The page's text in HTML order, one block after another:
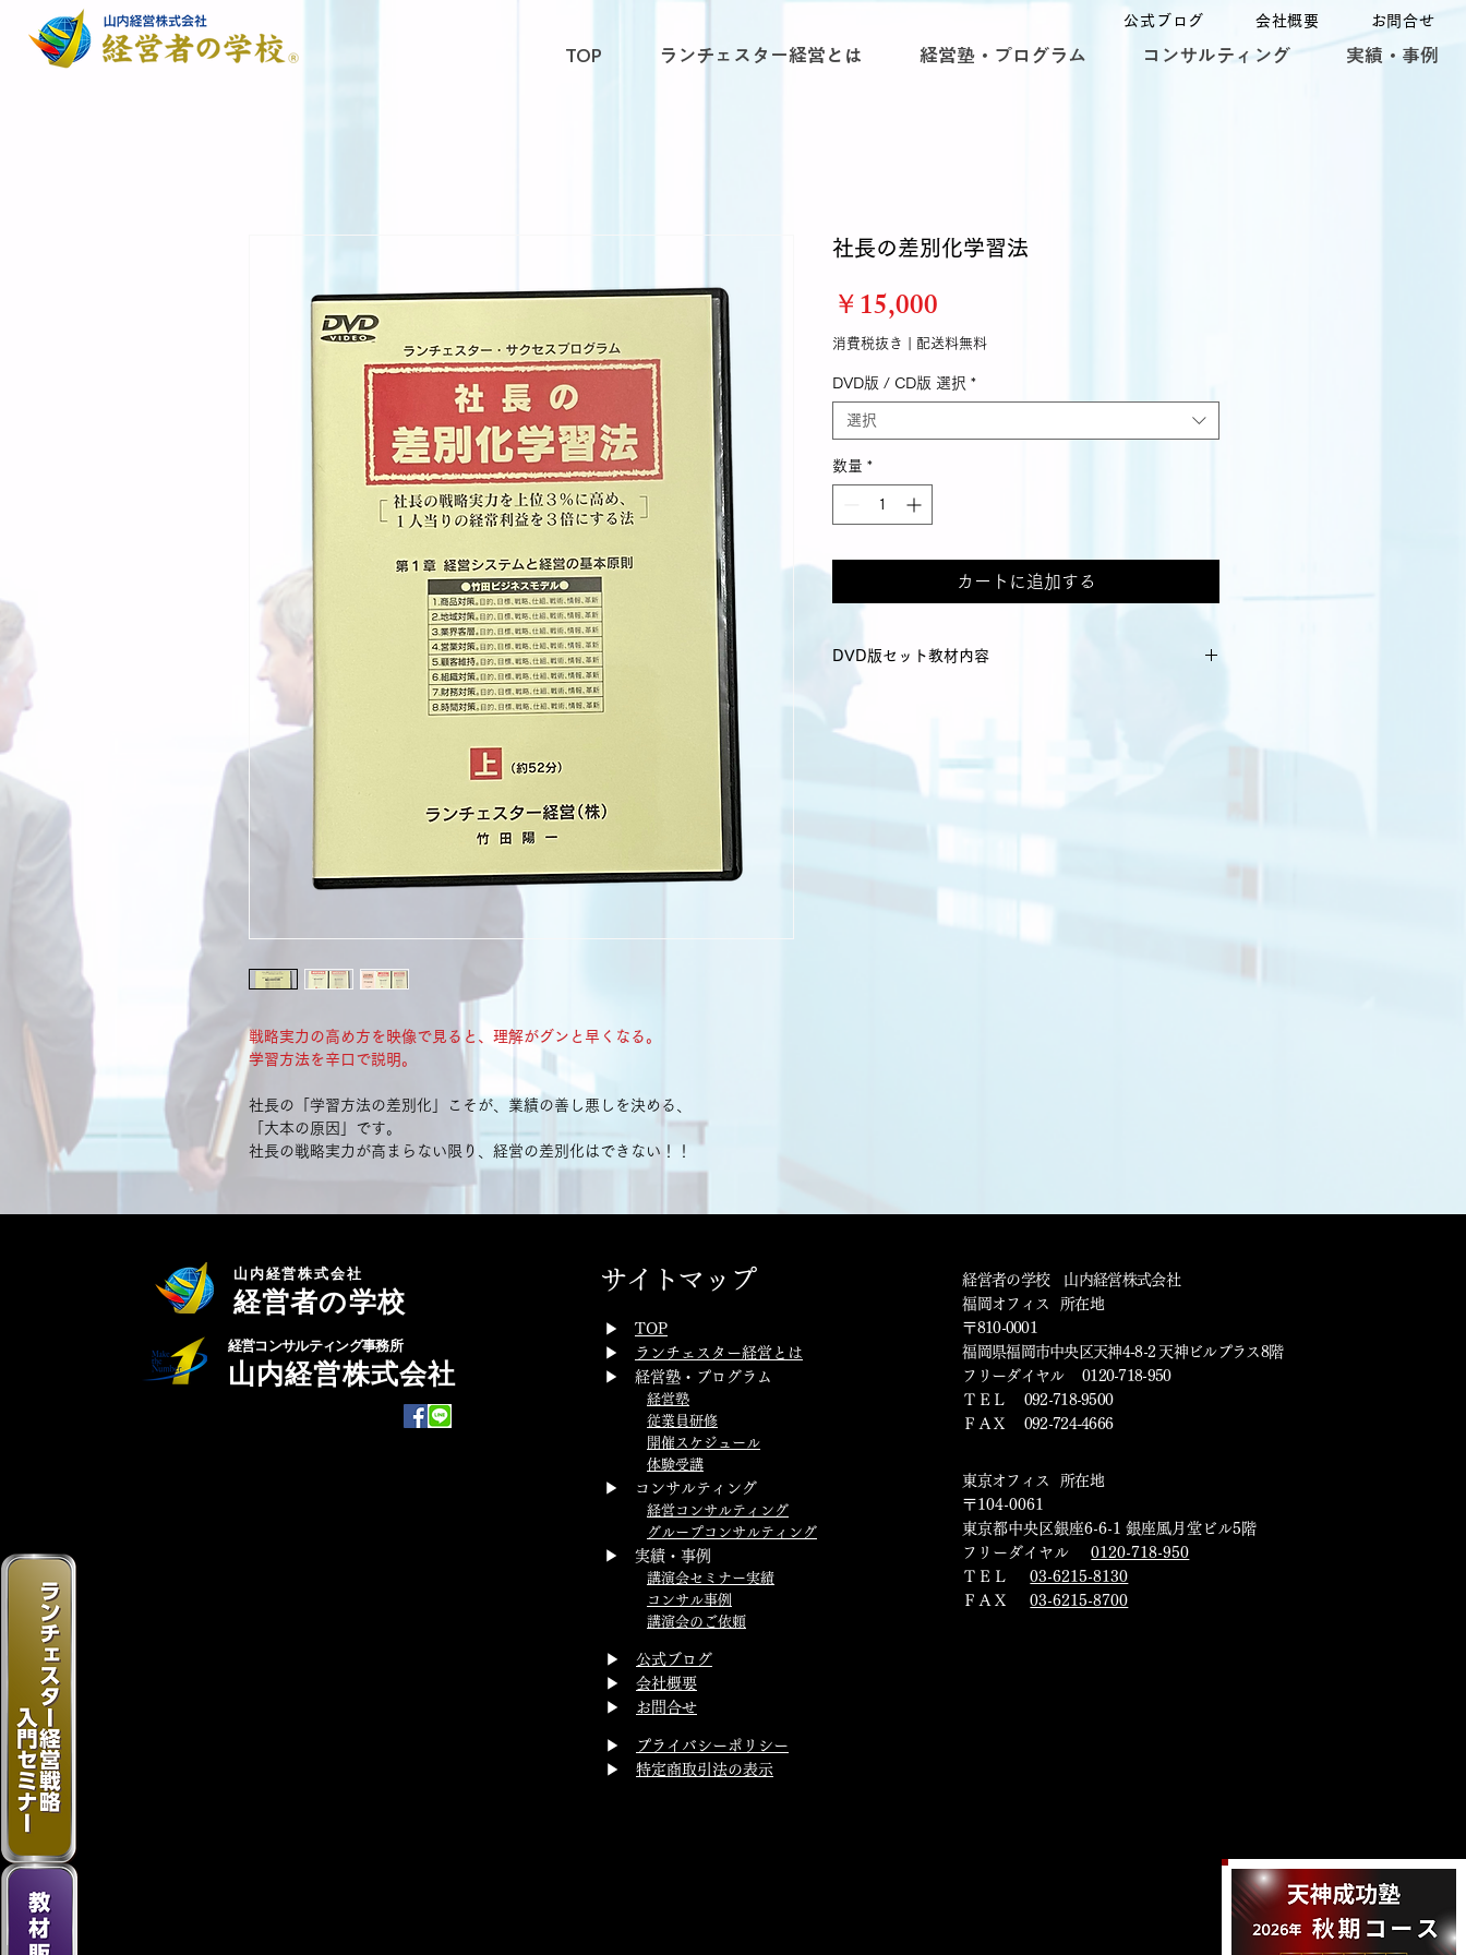
公式ブログ 会社概要 お問合せ
TOP ランチェスター経営とは 経営塾・プログラム コンサルティング 実績・事例
戦略実力の高め方を映像で見ると、理解がグンと早くなる。
学習方法を辛口で説明。
社長の「学習方法の差別化」こそが、業績の善し悪しを決める、
「大本の原因」です。
社長の戦略実力が高まらない限り、経営の差別化はできない！！
社長の差別化学習法
￥15,000
格
消費税抜き 配送料無料
DVD版 / CD版 選択 *
選択
数量 *
カートに追加する
DVD版セット教材内容
・DVD 2枚
・1時間38分
第１章 経営システムと経営の基本原則
a.成功社長の体験談を聞く
b.仮説・検証法の落し穴
c.究極の差別化教材の作り方
4.学習回数を多くする
5.学習計画を立てる
6.全体のまとめ・戦略社長塾
山内経営株式会社
経営者の学校
経営コンサルティング事務所
山内経営株式会社
サイトマップ
​▶ TOP
▶
ランチェスター経営とは
▶ 経営塾・プログラム
経営塾
従業員研修
開催スケジュール
体験受講
▶ コンサルティング
経営コンサルティング
グループコンサルティング
▶ 実績・事例
講演会セミナー実績
コンサル事例
講演会のご依頼
▶ 公式ブログ
▶ 会社概要
▶ お問合せ
▶
プライバシーポリシー
▶ 特定商取引法の表示
経営者の学校 山内経営株式会社
福岡オフィス 所在地
〒810-0001
福岡県福岡市中央区天神4-8-2 天神ビルプラス8階
フリーダイヤル 0120-718-950
ＴＥＬ 092-718-9500
ＦＡＸ 092-724-4666
東京オフィス 所在地
〒104-0061
東京都中央区銀座6-6-1 銀座風月堂ビル5階
フリーダイヤル0120-718-950
ＴＥＬ03-6215-8130
ＦＡＸ03-6215-8700